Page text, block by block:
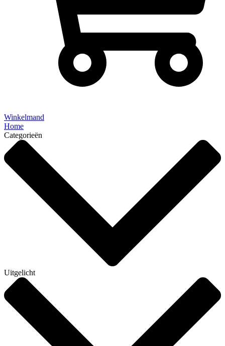
Winkelmand
Home
Categorieën
Uitgelicht